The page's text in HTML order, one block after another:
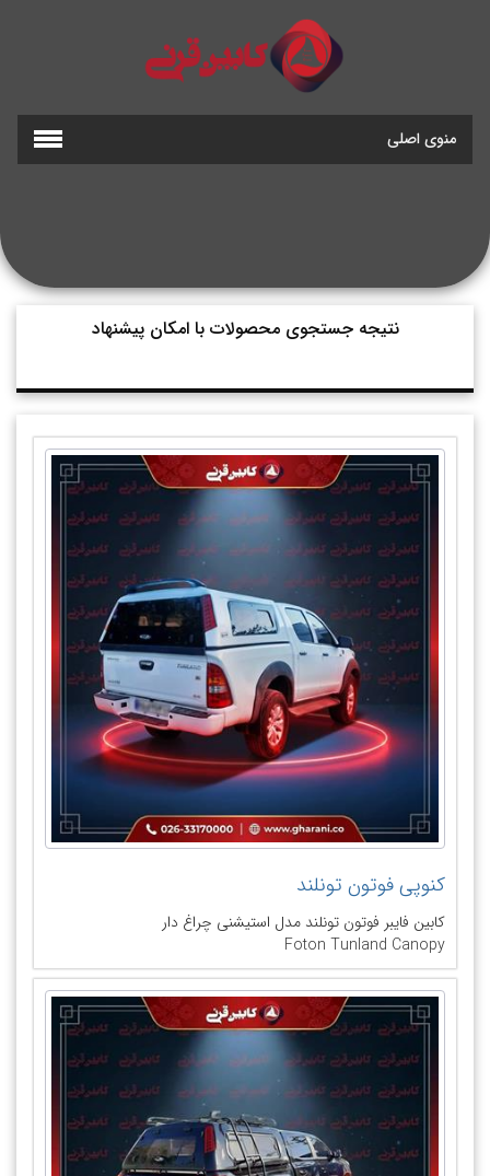
منوی اصلی
نتیجه جستجوی محصولات با امکان پیشنهاد
کنوپی فوتون تونلند
کابین فایبر فوتون تونلند مدل استیشنی چراغ دار
Foton Tunland Canopy